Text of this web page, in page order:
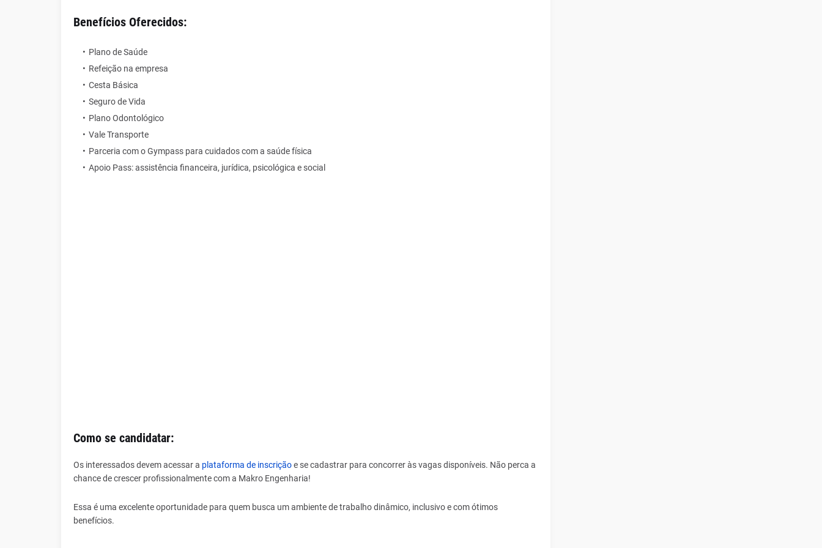
Benefícios Oferecidos:
Plano de Saúde
Refeição na empresa
Cesta Básica
Seguro de Vida
Plano Odontológico
Vale Transporte
Parceria com o Gympass para cuidados com a saúde física
Apoio Pass: assistência financeira, jurídica, psicológica e social
Como se candidatar:
Os interessados devem acessar a plataforma de inscriçãoe se cadastrar para concorrer às vagas disponíveis. Não perca a
chance de crescer profissionalmente com a Makro Engenharia!
Essa é uma excelente oportunidade para quem busca um ambiente de trabalho dinâmico, inclusivo e com ótimos
benefícios.